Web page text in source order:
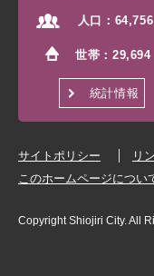
人口： 64,756
世帯：29,694
統計情報
サイトポリシー
リ
このホームページについ
Copyright Shiojiri City. All